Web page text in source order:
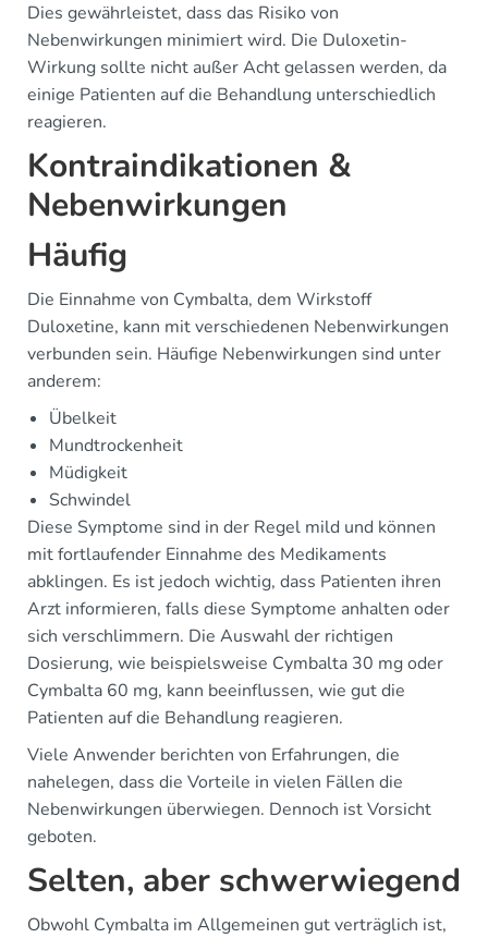
Dies gewährleistet, dass das Risiko von
Nebenwirkungen minimiert wird. Die Duloxetin-
Wirkung sollte nicht außer Acht gelassen werden, da
einige Patienten auf die Behandlung unterschiedlich
reagieren.
Kontraindikationen &
Nebenwirkungen
Häufig
Die Einnahme von Cymbalta, dem Wirkstoff
Duloxetine, kann mit verschiedenen Nebenwirkungen
verbunden sein. Häufige Nebenwirkungen sind unter
anderem:
Übelkeit
Mundtrockenheit
Müdigkeit
Schwindel
Diese Symptome sind in der Regel mild und können
mit fortlaufender Einnahme des Medikaments
abklingen. Es ist jedoch wichtig, dass Patienten ihren
Arzt informieren, falls diese Symptome anhalten oder
sich verschlimmern. Die Auswahl der richtigen
Dosierung, wie beispielsweise Cymbalta 30 mg oder
Cymbalta 60 mg, kann beeinflussen, wie gut die
Patienten auf die Behandlung reagieren.
Viele Anwender berichten von Erfahrungen, die
nahelegen, dass die Vorteile in vielen Fällen die
Nebenwirkungen überwiegen. Dennoch ist Vorsicht
geboten.
Selten, aber schwerwiegend
Obwohl Cymbalta im Allgemeinen gut verträglich ist,